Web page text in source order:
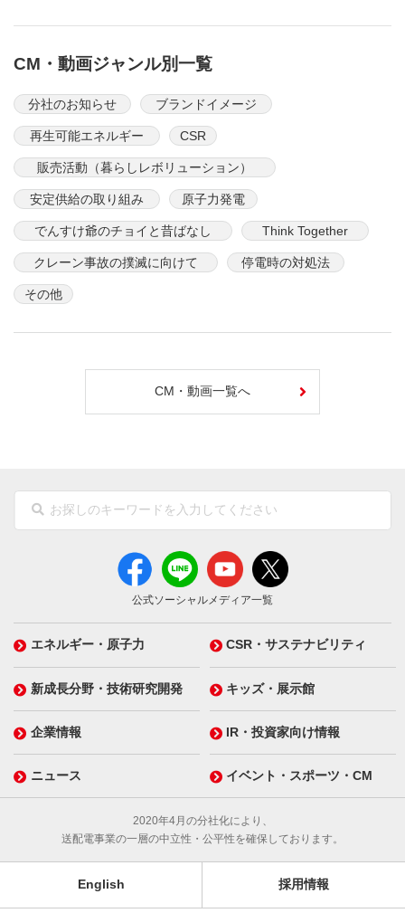
CM・動画ジャンル別一覧
分社のお知らせ ブランドイメージ
再生可能エネルギー CSR
販売活動（暮らしレボリューション）
安定供給の取り組み 原子力発電
でんすけ爺のチョイと昔ばなし Think Together
クレーン事故の撲滅に向けて 停電時の対処法
その他
CM・動画一覧へ
公式ソーシャルメディア一覧
エネルギー・原子力 CSR・サステナビリティ
新成長分野・技術研究開発 キッズ・展示館
企業情報 IR・投資家向け情報
ニュース イベント・スポーツ・CM
2020年4月の分社化により、
送配電事業の一層の中立性・公平性を確保しております。
English 採用情報